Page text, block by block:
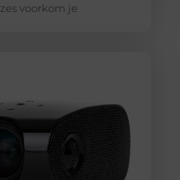
voorkom je